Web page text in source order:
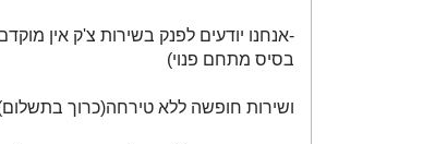
בסיס מתחם פנוי)
ושירות חופשה ללא טירחה(כרוך